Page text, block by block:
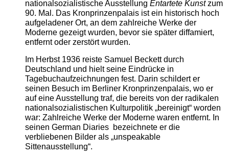
nationalsozialistische Ausstellung Entartete Kunstzum
90. Mal. Das Kronprinzenpalais ist ein historisch hoch
aufgeladener Ort, an dem zahlreiche Werke der
Moderne gezeigt wurden, bevor sie später diffamiert,
entfernt oder zerstört wurden.
Im Herbst 1936 reiste Samuel Beckett durch
Deutschland und hielt seine Eindrücke in
Tagebuchaufzeichnungen fest. Darin schildert er
seinen Besuch im Berliner Kronprinzenpalais, wo er
auf eine Ausstellung traf, die bereits von der radikalen
nationalsozialistischen Kulturpolitik „bereinigt“ worden
war: Zahlreiche Werke der Moderne waren entfernt. In
seinen German Diaries bezeichnete er die
verbliebenen Bilder als „unspeakable
Sittenausstellung“.